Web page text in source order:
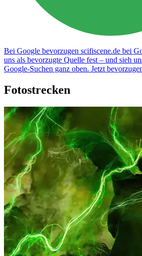
Bei Google bevorzugen scifiscene.de bei
uns als bevorzugte Quelle fest – und sieh
Google-Suchen ganz oben. Jetzt
Fotostrecken